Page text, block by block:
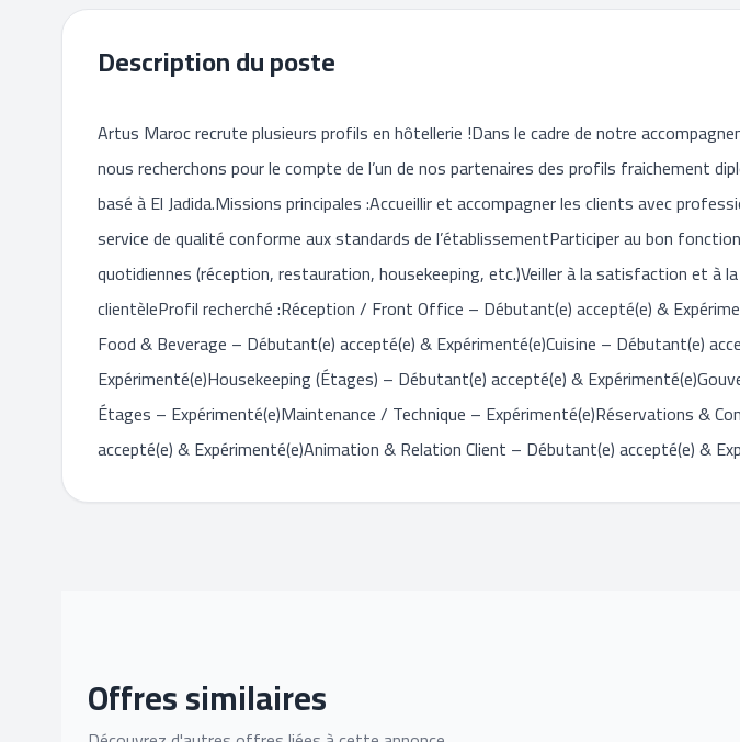
Description du poste
Artus Maroc recrute plusieurs profils en hôtellerie !Dans le cadre de notre
nous recherchons pour le compte de l’un de nos partenaires des profils fraichement
basé à El Jadida.Missions principales :Accueillir et accompagner les clients avec
service de qualité conforme aux standards de l’établissementParticiper au bon
quotidiennes (réception, restauration, housekeeping, etc.)Veiller à la satisfaction et à
clientèleProfil recherché :Réception / Front Office – Débutant(e) accepté(e) &
Food & Beverage – Débutant(e) accepté(e) & Expérimenté(e)Cuisine – Débutant(e)
Expérimenté(e)Housekeeping (Étages) – Débutant(e) accepté(e) &
Étages – Expérimenté(e)Maintenance / Technique – Expérimenté(e)Réservations &
accepté(e) & Expérimenté(e)Animation & Relation Client – Débutant(e) accepté(e) &
Offres similaires